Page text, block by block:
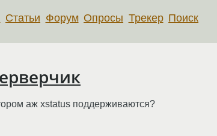
Статьи Форум Опросы Трекер Поиск
аж xstatus поддерживаются?